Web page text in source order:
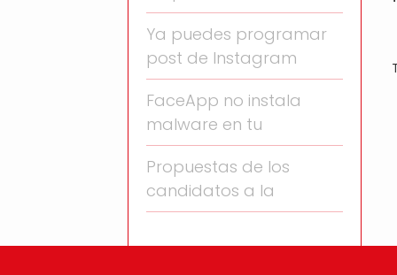
Ya puedes programar
post de Instagram
FaceApp no instala
malware en tu
Propuestas de los
candidatos a la